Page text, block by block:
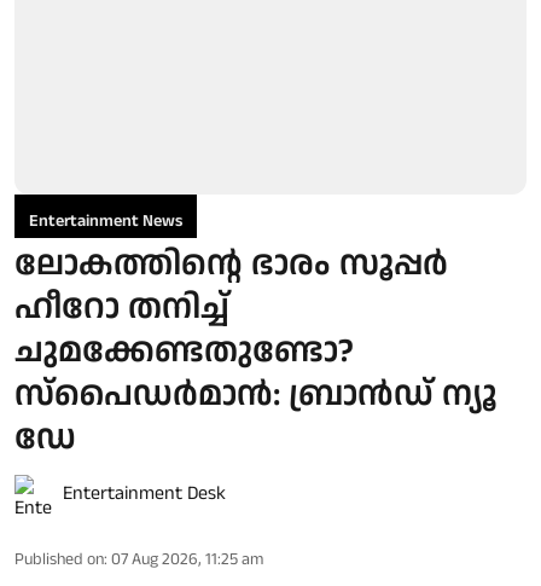
Entertainment News
ലോകത്തിന്റെ ഭാരം സൂപ്പർ
ഹീറോ തനിച്ച്
ചുമക്കേണ്ടതുണ്ടോ?
സ്പൈഡർമാൻ: ബ്രാൻഡ് ന്യൂ
ഡേ
Entertainment Desk
Published on: 07 Aug 2026, 11:25 am